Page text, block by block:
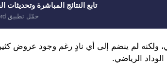
تابع النتائج المباشرة وتحديثات
حمّل تطبيق Fanzword
ولكنه لم ينضم إلى أي نادٍ رغم وجود عروض
الوداد الرياضي.